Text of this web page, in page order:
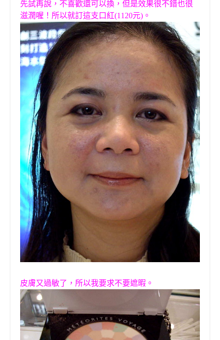
先試再說，不喜歡還可以換，但是效果很不錯也很
滋潤喔！所以就訂這支口紅(1120元)。
皮膚又過敏了，所以我要求不要遮暇。